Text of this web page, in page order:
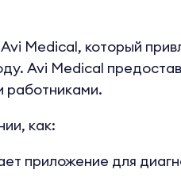
Medical, который
Avi Medical
работниками.
как:
приложение для